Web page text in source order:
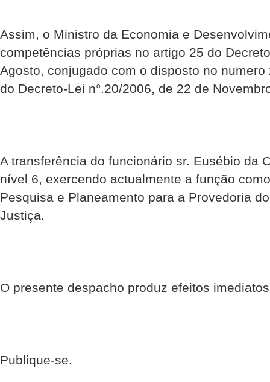
Assim, o Ministro da Economia e
competências próprias no artigo 25 do
Agosto, conjugado com o disposto no
do Decreto-Lei n°.20/2006, de 22 de
A transferência do funcionário sr. Eusébio da
nível 6, exercendo actualmente a função
Pesquisa e Planeamento para a Provedoria
Justiça.
O presente despacho produz efeitos
Publique-se.